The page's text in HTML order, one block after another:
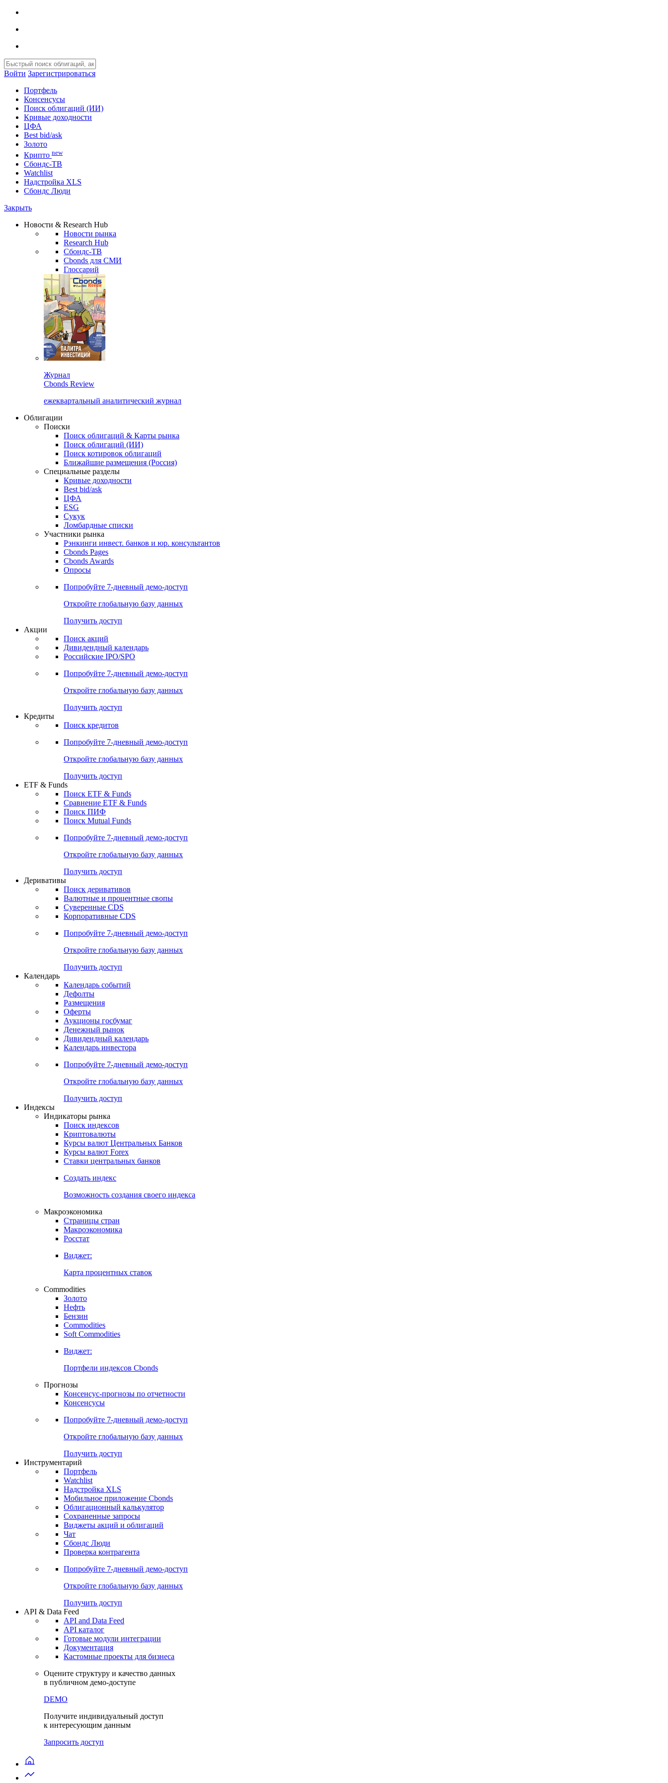
Войти Зарегистрироваться
Портфель
Консенсусы
Поиск облигаций (ИИ)
Кривые доходности
ЦФА
Best bid/ask
Золото
Крипто new
Сбондс-ТВ
Watchlist
Надстройка XLS
Сбондс Люди
Закрыть
Новости & Research Hub
Новости рынка
Research Hub
Сбондс-ТВ
Cbonds для СМИ
Глоссарий
Журнал
Cbonds Review
ежеквартальный аналитический журнал
Облигации
Поиски
Поиск облигаций & Карты рынка
Поиск облигаций (ИИ)
Поиск котировок облигаций
Ближайшие размещения (Россия)
Специальные разделы
Кривые доходности
Best bid/ask
ЦФА
ESG
Сукук
Ломбардные списки
Участники рынка
Рэнкинги инвест. банков и юр. консультантов
Cbonds Pages
Cbonds Awards
Опросы
Попробуйте 7-дневный демо-доступ
Откройте глобальную базу данных
Получить доступ
Акции
Поиск акций
Дивидендный календарь
Российские IPO/SPO
Попробуйте 7-дневный демо-доступ
Откройте глобальную базу данных
Получить доступ
Кредиты
Поиск кредитов
Попробуйте 7-дневный демо-доступ
Откройте глобальную базу данных
Получить доступ
ETF & Funds
Поиск ETF & Funds
Сравнение ETF & Funds
Поиск ПИФ
Поиск Mutual Funds
Попробуйте 7-дневный демо-доступ
Откройте глобальную базу данных
Получить доступ
Деривативы
Поиск деривативов
Валютные и процентные свопы
Суверенные CDS
Корпоративные CDS
Попробуйте 7-дневный демо-доступ
Откройте глобальную базу данных
Получить доступ
Календарь
Календарь событий
Дефолты
Размещения
Оферты
Аукционы госбумаг
Денежный рынок
Дивидендный календарь
Календарь инвестора
Попробуйте 7-дневный демо-доступ
Откройте глобальную базу данных
Получить доступ
Индексы
Индикаторы рынка
Поиск индексов
Криптовалюты
Курсы валют Центральных Банков
Курсы валют Forex
Ставки центральных банков
Создать индекс
Возможность создания своего индекса
Макроэкономика
Страницы стран
Макроэкономика
Росстат
Виджет:
Карта процентных ставок
Commodities
Золото
Нефть
Бензин
Commodities
Soft Commodities
Виджет:
Портфели индексов Cbonds
Прогнозы
Консенсус-прогнозы по отчетности
Консенсусы
Попробуйте 7-дневный демо-доступ
Откройте глобальную базу данных
Получить доступ
Инструментарий
Портфель
Watchlist
Надстройка XLS
Мобильное приложение Cbonds
Облигационный калькулятор
Сохраненные запросы
Виджеты акций и облигаций
Чат
Сбондс Люди
Проверка контрагента
Попробуйте 7-дневный демо-доступ
Откройте глобальную базу данных
Получить доступ
API & Data Feed
API and Data Feed
API каталог
Готовые модули интеграции
Документация
Кастомные проекты для бизнеса
Оцените структуру и качество данных
в публичном демо-доступе
DEMO
Получите индивидуальный доступ
к интересующим данным
Запросить доступ